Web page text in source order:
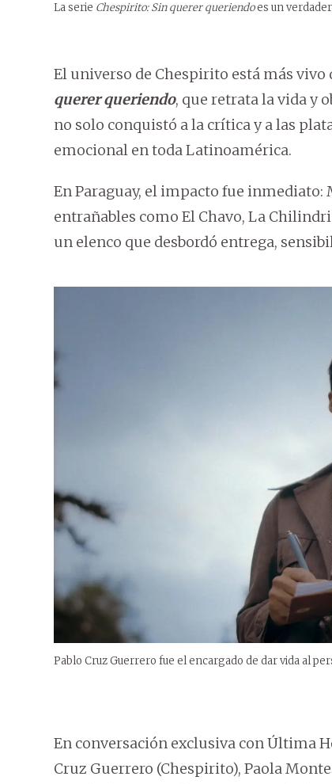
La serie Chespirito: Sin querer queriendoes un
El universo de Chespirito está más vivo
querer queriendo, que retrata la vida y
no solo conquistó a la crítica y a las
emocional en toda Latinoamérica.
En Paraguay, el impacto fue
entrañables como El Chavo, La
un elenco que desbordó entrega,
Pablo Cruz Guerrero fue el encargado de dar vida al
En conversación exclusiva con Última
Cruz Guerrero (Chespirito), Paola